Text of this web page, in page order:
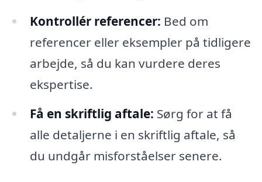
Kontrollér referencer: Bed om
referencer eller eksempler på tidligere
arbejde, så du kan vurdere deres
ekspertise.
Få en skriftlig aftale: Sørg for at få
alle detaljerne i en skriftlig aftale, så
du undgår misforståelser senere.